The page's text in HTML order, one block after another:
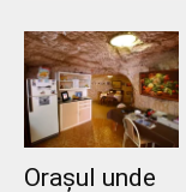
Orașul unde